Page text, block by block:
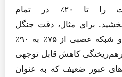
آموزش خصمانه دقت را تا ۲۰٪ در تمام
بخشید. برای مثال، دقت جنگل
تصادفی از ۷۲٪ به ۸۶٪ و شبکه عصبی از ۷۵٪ به ۹۰٪
کاهش قابل توجهی
عبور ضعیف که به عنوان